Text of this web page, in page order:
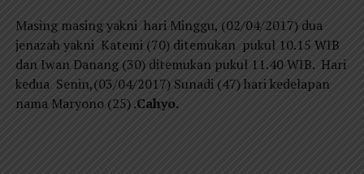
Masing masing yakni hari Minggu, (02/04/2017) dua
jenazah yakni Katemi (70) ditemukan pukul 10.15 WIB
dan Iwan Danang (30) ditemukan pukul 11.40 WIB. Hari
kedua Senin,(03/04/2017) Sunadi (47) hari kedelapan
nama Maryono (25) .Cahyo.